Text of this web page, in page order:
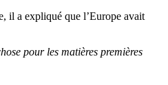
il a expliqué que l’Europe avait
pour les matières premières